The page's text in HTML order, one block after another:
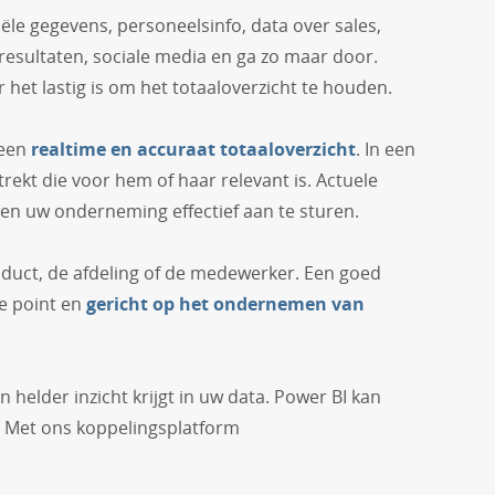
gegevens, personeelsinfo, data over sales,
sociale media en ga zo maar door.
het lastig is om het totaaloverzicht te houden.
realtime en accuraat totaaloverzicht. In een
die voor hem of haar relevant is. Actuele
uw onderneming effectief aan te sturen.
de afdeling of de medewerker. Een goed
point en gericht op het ondernemen van
helder inzicht krijgt in uw data. Power BI kan
ons koppelingsplatform